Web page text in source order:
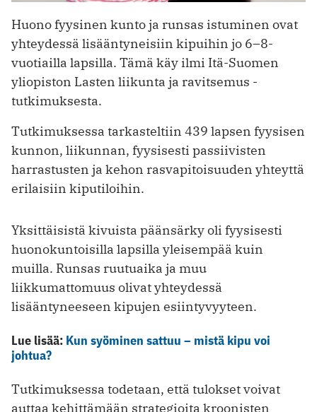
Huono fyysinen kunto ja runsas istuminen ovat
yhteydessä lisääntyneisiin kipuihin jo 6–8-
vuotiailla lapsilla. Tämä käy ilmi Itä-Suomen
yliopiston Lasten liikunta ja ravitsemus -
tutkimuksesta.
Tutkimuksessa tarkasteltiin 439 lapsen fyysisen
kunnon, liikunnan, fyysisesti passiivisten
harrastusten ja kehon rasvapitoisuuden yhteyttä
erilaisiin kiputiloihin.
Yksittäisistä kivuista päänsärky oli fyysisesti
huonokuntoisilla lapsilla yleisempää kuin
muilla. Runsas ruutuaika ja muu
liikkumattomuus olivat yhteydessä
lisääntyneeseen kipujen esiintyvyyteen.
Lue lisää: Kun syöminen sattuu – mistä kipu voi
johtua?
Tutkimuksessa todetaan, että tulokset voivat
auttaa kehittämään strategioita kroonisten